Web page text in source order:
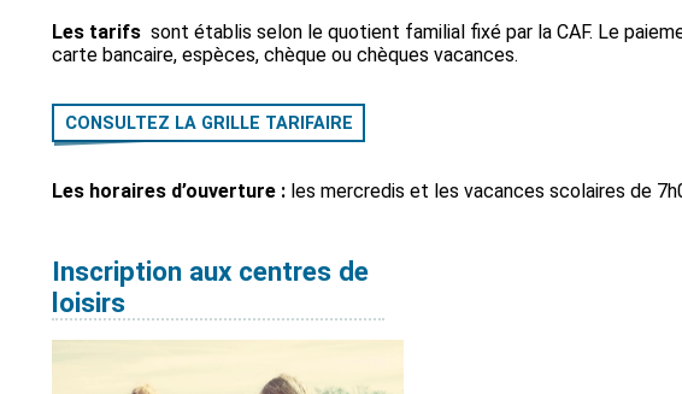
Les tarifssont établis selon le quotient familial fixé par la CAF. Le
carte bancaire, espèces, chèque ou chèques vacances.
CONSULTEZ LA GRILLE TARIFAIRE
Les horaires d’ouverture :les mercredis et les vacances scolaires de
Inscription aux centres de
loisirs